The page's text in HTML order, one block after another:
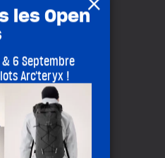
les Open
6 Septembre
Arc'teryx !